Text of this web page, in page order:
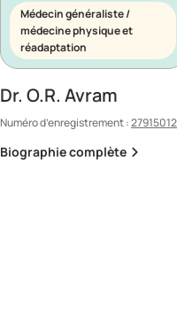
Médecin généraliste /
médecine physique et
réadaptation
Dr. O.R. Avram
Numéro d’enregistrement :
Biographie complète